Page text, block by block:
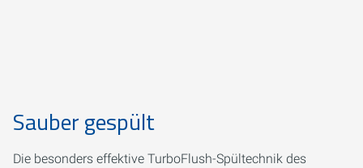
Sauber gespült
Die besonders effektive TurboFlush-Spültechnik des